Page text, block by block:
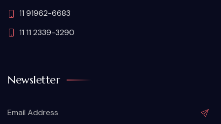
11 91962-6683
11 11 2339-3290
Newsletter